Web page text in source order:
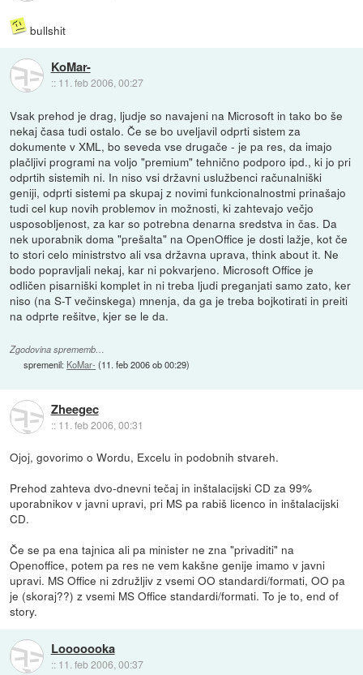
bullshit
KoMar-
:: 11. feb 2006, 00:27
Vsak prehod je drag, ljudje so navajeni na Microsoft in tako bo še
nekaj časa tudi ostalo. Če se bo uveljavil odprti sistem za
dokumente v XML, bo seveda vse drugače - je pa res, da imajo
plačljivi programi na voljo "premium" tehnično podporo ipd., ki jo pri
odprtih sistemih ni. In niso vsi državni uslužbenci računalniški
geniji, odprti sistemi pa skupaj z novimi funkcionalnostmi prinašajo
tudi cel kup novih problemov in možnosti, ki zahtevajo večjo
usposobljenost, za kar so potrebna denarna sredstva in čas. Da
nek uporabnik doma "prešalta" na OpenOffice je dosti lažje, kot če
to stori celo ministrstvo ali vsa državna uprava, think about it. Ne
bodo popravljali nekaj, kar ni pokvarjeno. Microsoft Office je
odličen pisarniški komplet in ni treba ljudi preganjati samo zato, ker
niso (na S-T večinskega) mnenja, da ga je treba bojkotirati in preiti
na odprte rešitve, kjer se le da.
Zgodovina sprememb…
spremenil: KoMar- (11. feb 2006 ob 00:29)
Zheegec
:: 11. feb 2006, 00:31
Ojoj, govorimo o Wordu, Excelu in podobnih stvareh.
Prehod zahteva dvo-dnevni tečaj in inštalacijski CD za 99%
uporabnikov v javni upravi, pri MS pa rabiš licenco in inštalacijski
CD.
Če se pa ena tajnica ali pa minister ne zna "privaditi" na
Openoffice, potem pa res ne vem kakšne genije imamo v javni
upravi. MS Office ni združljiv z vsemi OO standardi/formati, OO pa
je (skoraj??) z vsemi MS Office standardi/formati. To je to, end of
story.
Looooooka
:: 11. feb 2006, 00:37